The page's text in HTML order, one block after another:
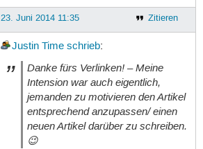
Zitieren
23. Juni 2014 11:35
Justin Time schrieb:
Danke fürs Verlinken! – Meine
Intension war auch eigentlich,
jemanden zu motivieren den Artikel
entsprechend anzupassen/ einen
neuen Artikel darüber zu schreiben.
😉